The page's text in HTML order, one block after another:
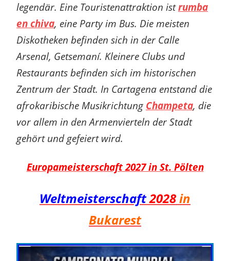
legendär. Eine Touristenattraktion istrumba
en chiva, eine Party im Bus. Die meisten
Diskotheken befinden sich in der Calle
Arsenal, Getsemaní. Kleinere Clubs und
Restaurants befinden sich im historischen
Zentrum der Stadt. In Cartagena entstand die
afrokaribische Musikrichtung Champeta, die
vor allem in den Armenvierteln der Stadt
gehört und gefeiert wird.
Europameisterschaft 2027 in St. Pölten
Weltmeisterschaft2028in
Bukarest